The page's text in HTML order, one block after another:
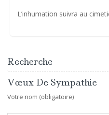
L’inhumation suivra au
Recherche
Vœux De Sympathie
Votre nom (obligatoire)